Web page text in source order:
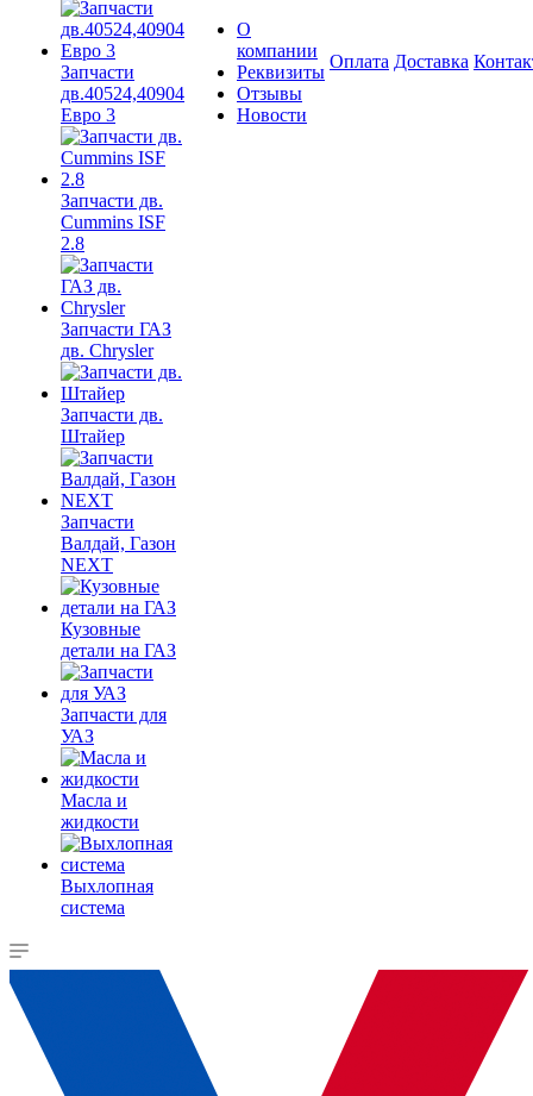
Запчасти
дв.40524,40904
Евро 3
Запчасти дв.
Cummins ISF
2.8
Запчасти ГАЗ
дв. Chrysler
Запчасти дв.
Штайер
Запчасти
Валдай, Газон
NEXT
Кузовные
детали на ГАЗ
Запчасти для
УАЗ
Масла и
жидкости
Выхлопная
система
О
компании
Реквизиты
Отзывы
Новости
Оплата Доставка